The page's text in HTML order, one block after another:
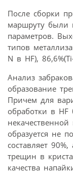
После сборки
маршруту были
параметров.
типов
N в HF),
Анализ
образование
Причем для
обработки в HF
некачественной
образуется не
составляет
трещин в
качества